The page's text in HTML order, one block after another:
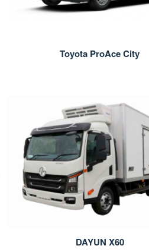
Toyota ProAce City
DAYUN X60